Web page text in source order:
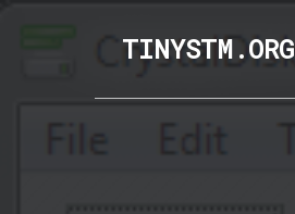
TINYSTM.ORG